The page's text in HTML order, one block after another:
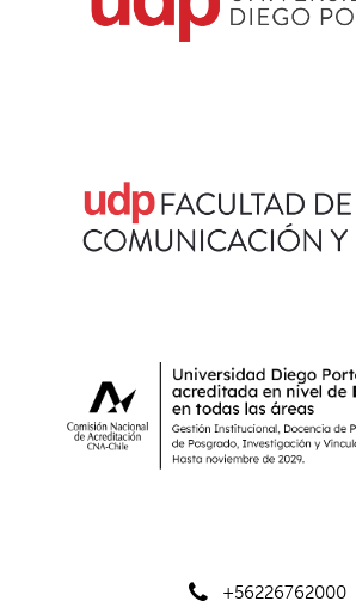
+56226762000